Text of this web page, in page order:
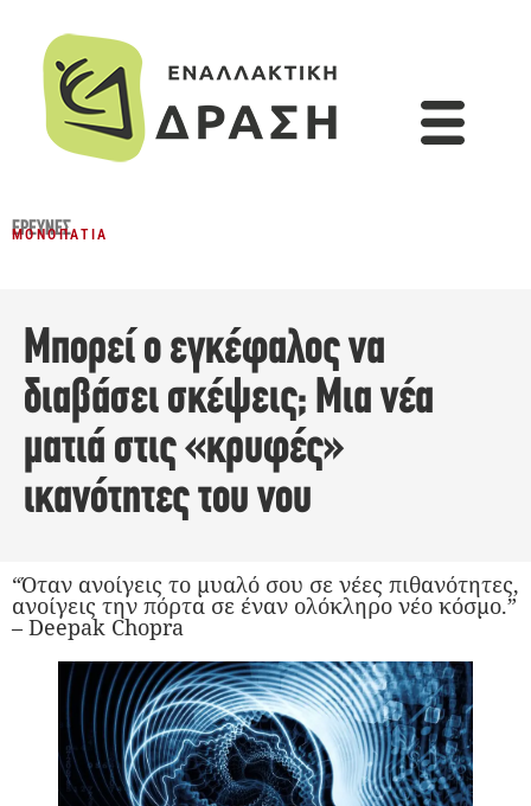
ΈΡΕΥΝΕΣ
ΜΟΝΟΠΆΤΙΑ
Μπορεί ο εγκέφαλoς να
διαβάσει σκέψεις; Μια νέα
ματιά στις «κρυφές»
ικανότητες του νου
“Όταν ανοίγεις το μυαλό σου σε νέες πιθανότητες,
ανοίγεις την πόρτα σε έναν ολόκληρο νέο κόσμο.”
– Deepak Chopra